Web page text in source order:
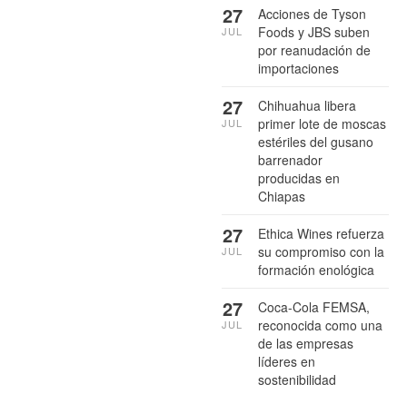
Acciones de Tyson
Foods y JBS suben
por reanudación de
importaciones
27
JUL
Chihuahua libera
primer lote de moscas
estériles del gusano
barrenador
producidas en
Chiapas
27
JUL
Ethica Wines refuerza
su compromiso con la
formación enológica
27
JUL
Coca-Cola FEMSA,
reconocida como una
de las empresas
líderes en
sostenibilidad
27
JUL